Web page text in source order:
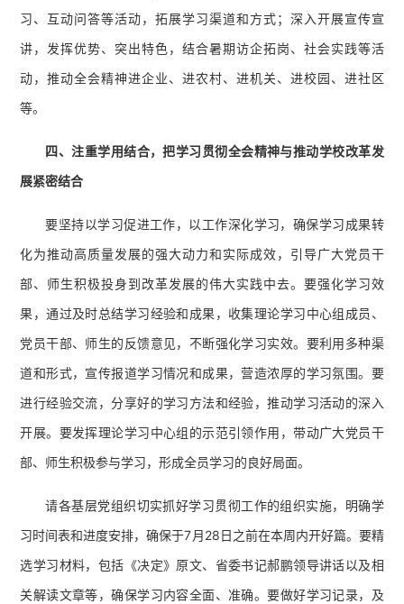
习、互动问答等活动，拓展学习渠道和方式；深入开展宣传宣
讲，发挥优势、突出特色，结合暑期访企拓岗、社会实践等活
动，推动全会精神进企业、进农村、进机关、进校园、进社区
等。
四、注重学用结合，把学习贯彻全会精神与推动学校改革发
展紧密结合
要坚持以学习促进工作，以工作深化学习，确保学习成果转
化为推动高质量发展的强大动力和实际成效，引导广大党员干
部、师生积极投身到改革发展的伟大实践中去。要强化学习效
果，通过及时总结学习经验和成果，收集理论学习中心组成员、
党员干部、师生的反馈意见，不断强化学习实效。要利用多种渠
道和形式，宣传报道学习情况和成果，营造浓厚的学习氛围。要
进行经验交流，分享好的学习方法和经验，推动学习活动的深入
开展。要发挥理论学习中心组的示范引领作用，带动广大党员干
部、师生积极参与学习，形成全员学习的良好局面。
请各基层党组织切实抓好学习贯彻工作的组织实施，明确学
习时间表和进度安排，确保于7月28日之前在本周内开好篇。要精
选学习材料，包括《决定》原文、省委书记郝鹏领导讲话以及相
关解读文章等，确保学习内容全面、准确。要做好学习记录，及